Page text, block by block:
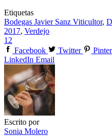
Etiquetas
Bodegas Javier Sanz Viticultor,
2017, Verdejo
12
Facebook
Twitter
LinkedIn Email
Escrito por
Sonia Molero